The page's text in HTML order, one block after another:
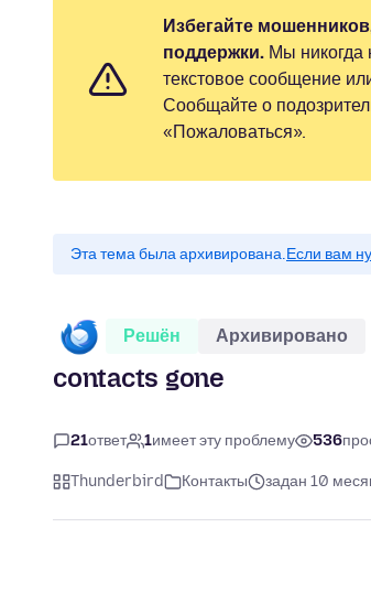
Избегайте
поддержки. Мы никогда
текстовое сообщение
Сообщайте о
«Пожаловаться».
Эта тема была архивирована.Если вам
Решён Архивировано
contacts gone
21ответ 1имеет эту проблему 536
Thunderbird Контакты задан 10